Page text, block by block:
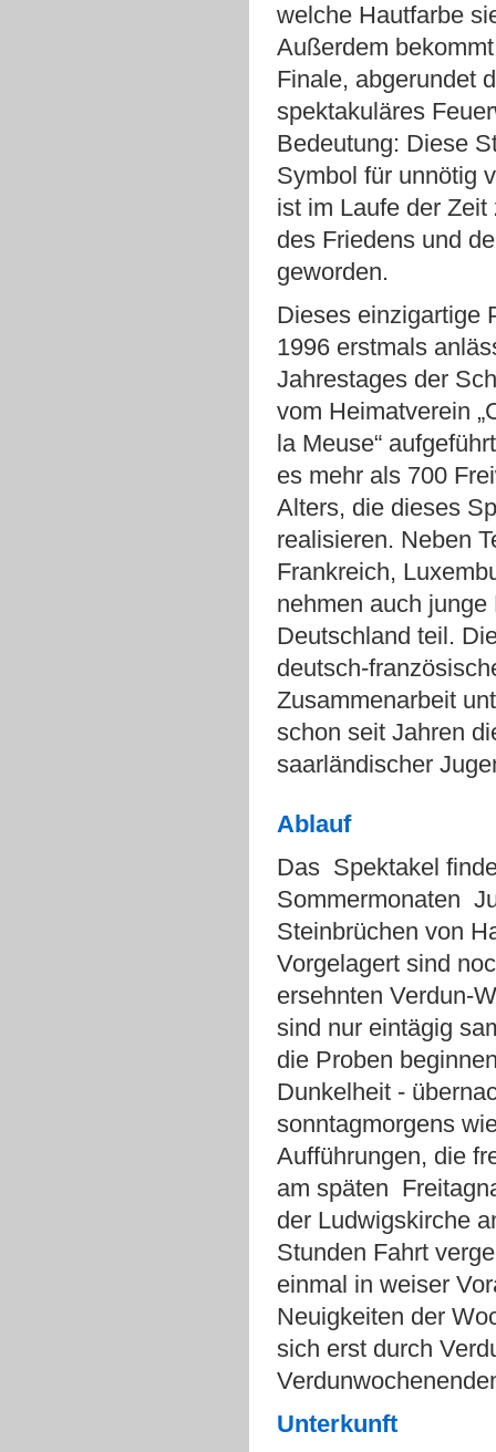
welche Hautfarbe
Außerdem
Finale, abgerundet
spektakuläres
Bedeutung: Diese
Symbol für unnötig
ist im Laufe der
des Friedens und
geworden.
Dieses einzigartige
1996 erstmals
Jahrestages der
vom Heimatverein
la Meuse“
es mehr als 700
Alters, die dieses
realisieren. Neben
Frankreich,
nehmen auch
Deutschland teil.
deutsch-
Zusammenarbeit
schon seit Jahren
saarländischer
Ablauf
Das Spektakel
Sommermonaten
Steinbrüchen von
Vorgelagert sind
ersehnten Verdun-
sind nur eintägig
die Proben
Dunkelheit -
sonntagmorgens
Aufführungen, die
am späten
der Ludwigskirche
Stunden Fahrt
einmal in weiser
Neuigkeiten der
sich erst durch
Unterkunft